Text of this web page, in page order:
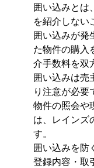
囲い込みとは
を紹介しない
囲い込みが発
た物件の購入
介手数料を双
囲い込みは売
り注意が必要
物件の照会や
は、レインズ
す。
囲い込みを防
登録内容・取